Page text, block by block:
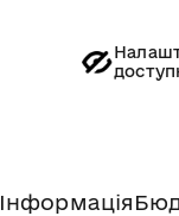
Інформація